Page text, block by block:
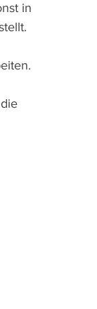
in